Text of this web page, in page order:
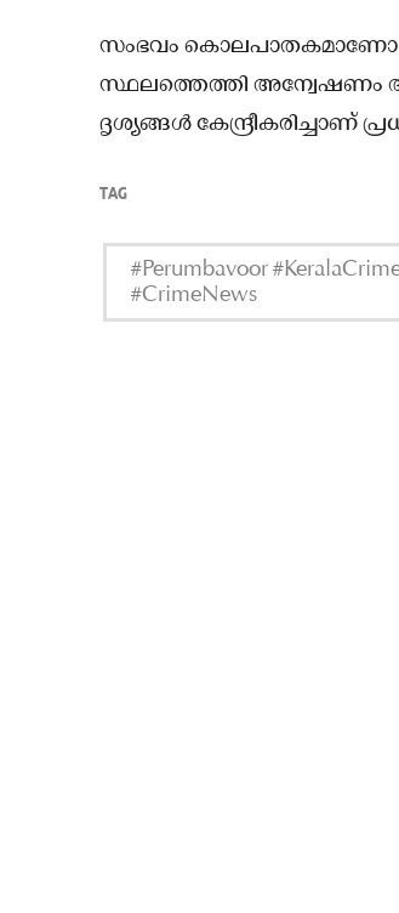
സംഭവം കൊലപാതകമാണോ
സ്ഥലത്തെത്തി അന്വേഷണം
ദൃശ്യങ്ങൾ
TAG
#Perumbavoor
#CrimeNews